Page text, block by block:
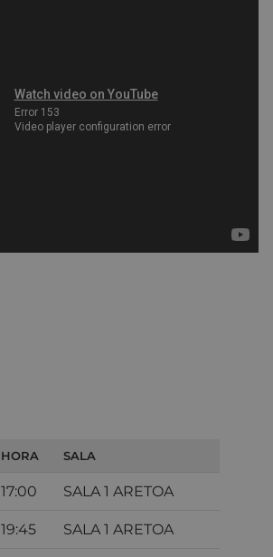
HORA SALA
17:00 SALA 1 ARETOA
19:45 SALA 1 ARETOA